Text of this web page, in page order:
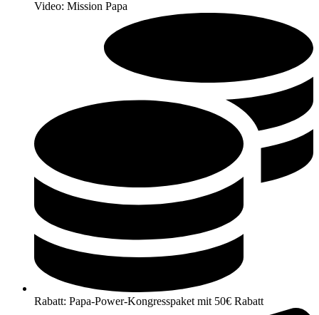
Video: Mission Papa
Rabatt: Papa-Power-Kongresspaket mit 50€ Rabatt